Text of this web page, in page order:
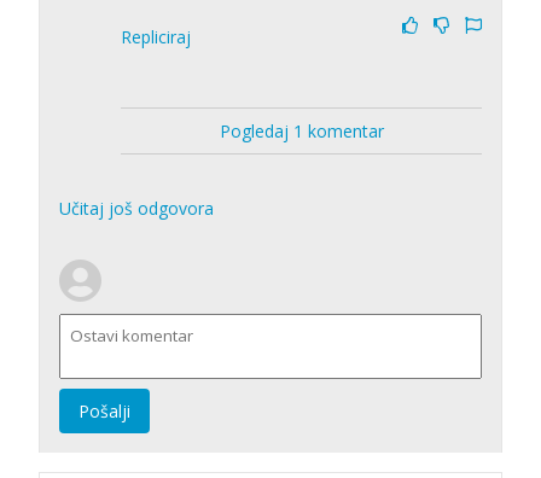
Repliciraj
Pogledaj 1 komentar
Učitaj još odgovora
Pošalji